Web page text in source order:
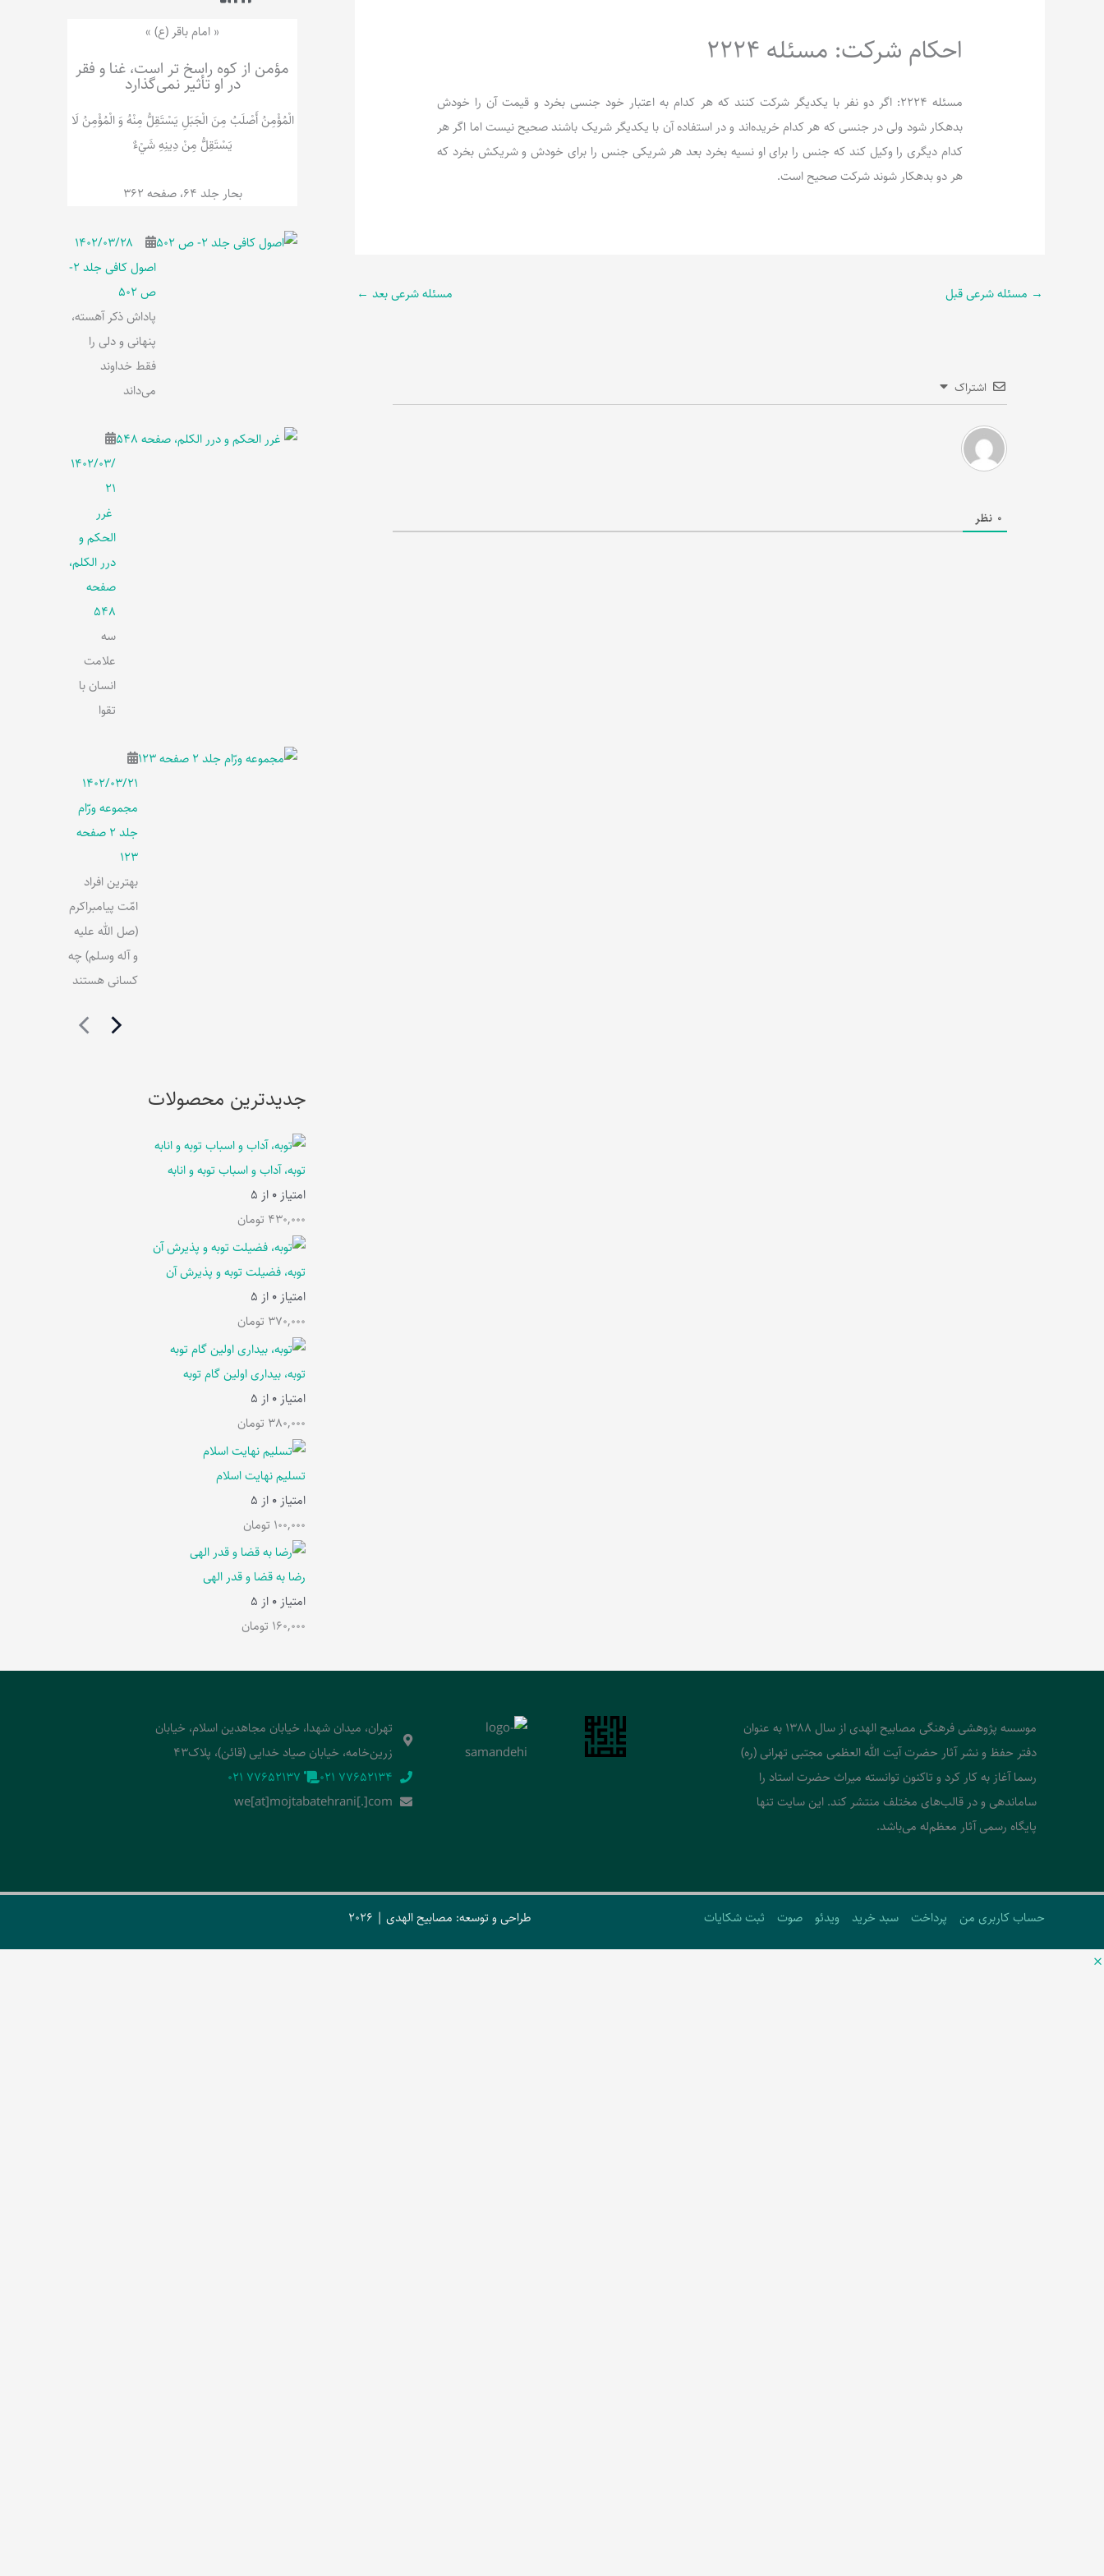
ه
احکام شرکت: مسئله 2224
مسئله 2224: اگر دو نفر با یکدیگر شرکت کنند که هر کدام به اعتبار خود جنسی بخرد و قیمت آن را خودش
بدهکار شود ولی در جنسی که هر کدام خریده‌اند و در استفاده آن با یکدیگر شریک باشند صحیح نیست اما اگر هر
کدام دیگری را وکیل کند که جنس را برای او نسیه بخرد بعد هر شریکی جنس را برای خودش و شریکش بخرد که
هر دو بدهکار شوند شرکت صحیح است.
→ مسئله شرعی قبل مسئله شرعی بعد ←
اشتراک
0 نظر
« امام باقر (ع) »
مؤمن از کوه راسخ تر است، غنا و فقر
در او تأثیر نمی‌گذارد
الْمُؤْمِنُ‌ أَصْلَبُ‌ مِنَ‌ الْجَبَلِ‌ یَسْتَقِلُّ مِنْهُ وَ الْمُؤْمِنُ لَا
يَسْتَقِلُّ مِنْ دِينِهِ شَيْ‌ءٌ
بحار جلد 64، صفحه 362
۱۴۰۲/۰۳/۲۸
اصول کافی جلد 2-
ص 502
پاداش ذکر آهسته،
پنهانی و دلی را
فقط خداوند
می‌داند
۱۴۰۲/۰۳/
۲۱
غرر
الحکم و
درر الکلم،
صفحه
548
سه
علامت
انسان با
تقوا
۱۴۰۲/۰۳/۲۱
مجموعه ورّام
جلد 2 صفحه
123
بهترین افراد
امّت پیامبراکرم
(صل الله علیه
و آله وسلم) چه
کسانی هستند
جدیدترین محصولات
توبه، آداب و اسباب توبه و انابه
امتیاز 0 از 5
430,000 تومان
توبه، فضیلت توبه و پذیرش آن
امتیاز 0 از 5
370,000 تومان
توبه، بیداری اولین گام توبه
امتیاز 0 از 5
380,000 تومان
تسلیم نهایت اسلام
امتیاز 0 از 5
100,000 تومان
رضا به قضا و قدر الهی
امتیاز 0 از 5
160,000 تومان
موسسه پژوهشی فرهنگی مصابیح الهدی از سال 1388 به عنوان
دفتر حفظ و نشر آثار حضرت آیت الله العظمی مجتبی تهرانی (ره)
رسما آغاز به کار کرد و تاکنون توانسته میراث حضرت استاد را
ساماندهی و در قالب‌های مختلف منتشر کند. این سایت تنها
پایگاه رسمی آثار معظم‌له می‌باشد.
تهران، میدان شهدا، خیابان مجاهدین اسلام، خیابان
زرین‌خامه، خیابان صیاد خدایی (قائن)، پلاک43
‭021 77652134‬
‭021 77652137‬
we[at]mojtabatehrani[.]com
حساب کاربری من پرداخت سبد خرید ویدئو صوت ثبت شکایات طراحی و توسعه: مصابیح الهدی | 2026